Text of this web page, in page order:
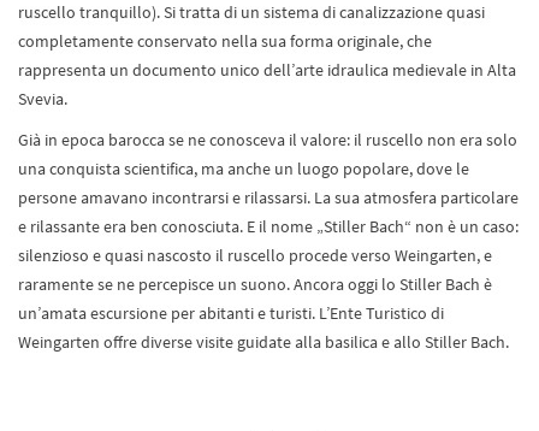
ruscello tranquillo). Si tratta di un sistema di canalizzazione quasi
completamente conservato nella sua forma originale, che
rappresenta un documento unico dell’arte idraulica medievale in Alta
Svevia.
Già in epoca barocca se ne conosceva il valore: il ruscello non era solo
una conquista scientifica, ma anche un luogo popolare, dove le
persone amavano incontrarsi e rilassarsi. La sua atmosfera particolare
e rilassante era ben conosciuta. E il nome „Stiller Bach“ non è un caso:
silenzioso e quasi nascosto il ruscello procede verso Weingarten, e
raramente se ne percepisce un suono. Ancora oggi lo Stiller Bach è
un’amata escursione per abitanti e turisti. L’Ente Turistico di
Weingarten offre diverse visite guidate alla basilica e allo Stiller Bach.